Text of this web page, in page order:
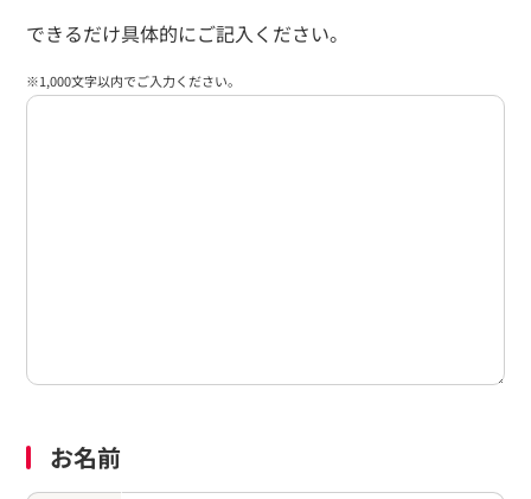
できるだけ具体的にご記入ください。
※1,000文字以内でご入力ください。
お名前